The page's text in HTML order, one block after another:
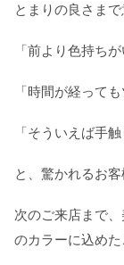
とまりの良さま
「前より色持ちが
「時間が経って
「そういえば手
と、驚かれるお客
次のご来店まで
のカラーに込めた